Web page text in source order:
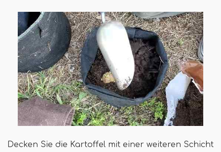
Decken Sie die Kartoffel mit einer weiteren Schicht